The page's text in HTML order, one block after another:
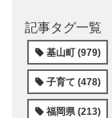
記事タグ一覧
基山町 (979)
子育て (478)
福岡県 (213)